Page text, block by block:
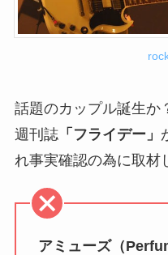
話題のカップル誕生か
週刊誌「フライデー」
れ事実確認の為に取材
アミューズ（